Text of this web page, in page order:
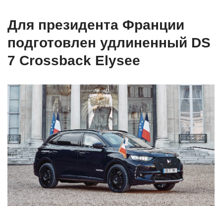
Для президента Франции
подготовлен удлиненный DS
7 Crossback Elysee